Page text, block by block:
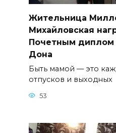
Жительница
Михайловская
Почетным диплом
Дона
Быть мамой — это
отпусков и выходных
53